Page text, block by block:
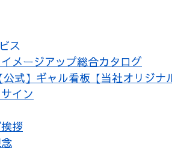
ス
メージアップ総合カタログ
公式】ギャル看板【当社オリジナ
イン
拶